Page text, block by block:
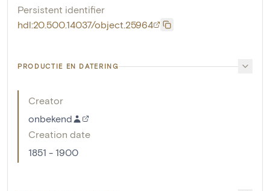
Persistent identifier
hdl:20.500.14037/object.25964
PRODUCTIE EN DATERING
Creator
onbekend
Creation date
1851 - 1900